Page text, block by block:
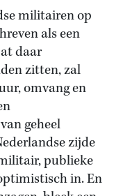
militairen op
als een
daar
zitten, zal
omvang en
geheel
zijde
publieke
in. En